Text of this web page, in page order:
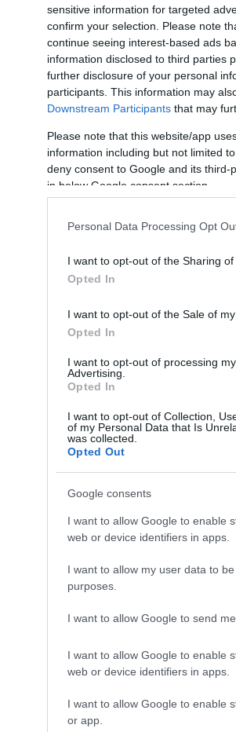
sensitive information for targeted
confirm your selection. Please note
continue seeing interest-based ads
information disclosed to third parties
further disclosure of your personal
participants. This information may
Downstream Participants that may
Please note that this website/app
information including but not limited
deny consent to Google and its
in below Google consent section.
Personal Data Processing Opt
I want to opt-out of the Sharing of
Opted In
I want to opt-out of the Sale of
Opted In
I want to opt-out of processing
Advertising.
Opted In
I want to opt-out of Collection,
of my Personal Data that Is
was collected.
Opted Out
Google consents
I want to allow Google to enable
web or device identifiers in apps.
I want to allow my user data to
purposes.
I want to allow Google to send
I want to allow Google to enable
web or device identifiers in apps.
I want to allow Google to enable
or app.